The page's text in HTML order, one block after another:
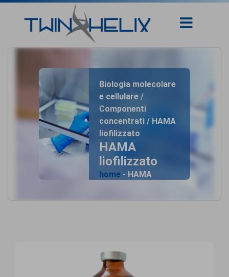
Biologia molecolare
e cellulare /
Componenti
concentrati / HAMA
liofilizzato
HAMA
liofilizzato
home - HAMA